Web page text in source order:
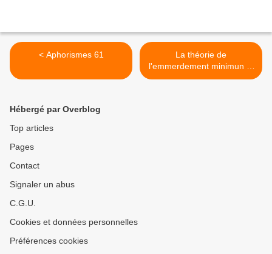
< Aphorismes 61
La théorie de
l'emmerdement minimun et
quotidien 5 >
Hébergé par Overblog
Top articles
Pages
Contact
Signaler un abus
C.G.U.
Cookies et données personnelles
Préférences cookies